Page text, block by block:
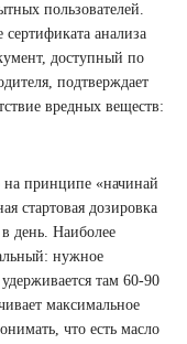
пользователей.
анализа
доступный по
подтверждает
вредных веществ:
на принципе «начинай
стартовая дозировка
день. Наиболее
нужное
там 60-90
максимальное
что есть масло